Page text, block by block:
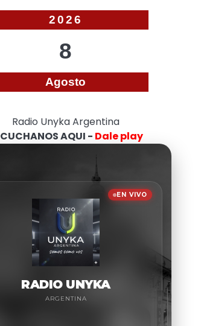
2026
8
Agosto
Radio Unyka Argentina
AQUI - Dale play